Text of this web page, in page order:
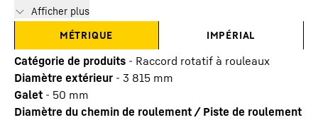
Afficher plus
MÉTRIQUE
IMPÉRIAL
Catégorie de produits - Raccord rotatif à rouleaux
Diamètre extérieur - 3 815 mm
Galet - 50 mm
Diamètre du chemin de roulement / Piste de roulement